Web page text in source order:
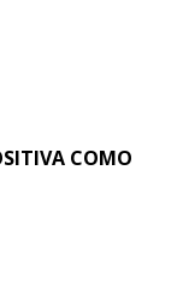
COMO